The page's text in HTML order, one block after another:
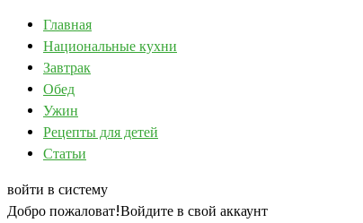
Главная
Национальные кухни
Завтрак
Обед
Ужин
Рецепты для детей
Статьи
войти в систему
Добро пожаловат!Войдите в свой аккаунт